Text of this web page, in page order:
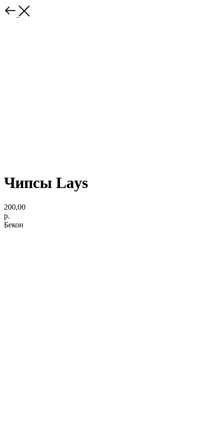
Чипсы Lays
200,00
р.
Бекон